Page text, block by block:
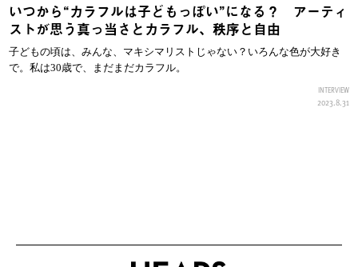
いつから“カラフルは子どもっぽい”になる？ アーティ
ストが思う真っ当さとカラフル、秩序と自由
子どもの頃は、みんな、マキシマリストじゃない？いろんな色が大好き
で。私は30歳で、まだまだカラフル。
INTERVIEW
2023.8.31